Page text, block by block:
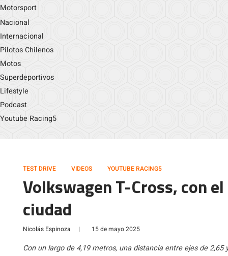
Motorsport
Nacional
Internacional
Pilotos Chilenos
Motos
Superdeportivos
Lifestyle
Podcast
Youtube Racing5
TEST DRIVE VIDEOS YOUTUBE RACING5
Volkswagen T-Cross, con
ciudad
Nicolás Espinoza | 15 de mayo 2025
Con un largo de 4,19 metros, una distancia entre ejes de